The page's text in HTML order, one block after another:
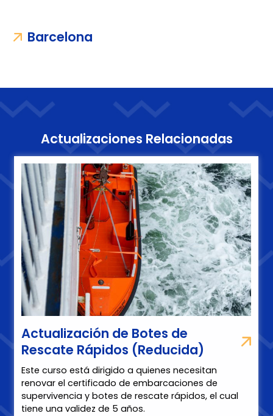
Barcelona
Actualizaciones Relacionadas
Actualización de Patrón
Portuario
Es una titulación ideal para quienes quieran
trabajar en embarcaciones de clubs de buceo, en
puertos, en ferries de trayectos locales o incluso en
charter náutico profesional.